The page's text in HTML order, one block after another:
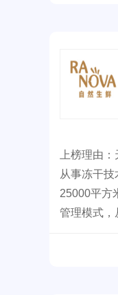
上榜理由
从事冻干
25000平方
管理模式，